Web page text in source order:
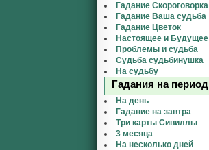
Гадание Скороговорка
Гадание Ваша судьба
Гадание Цветок
Настоящее и Будущее
Проблемы и судьба
Судьба судьбинушка
На судьбу
Гадания на период
На день
Гадание на завтра
Три карты Сивиллы
3 месяца
На несколько дней